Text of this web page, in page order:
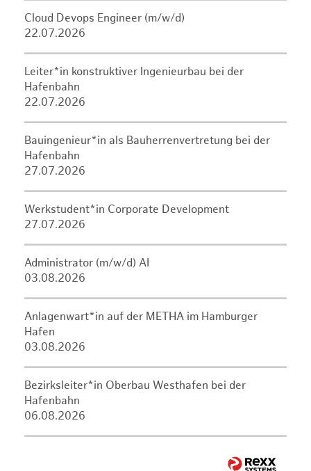
Cloud Devops Engineer (m/w/d)
22.07.2026
Leiter*in konstruktiver Ingenieurbau bei der
Hafenbahn
22.07.2026
Bauingenieur*in als Bauherrenvertretung bei der
Hafenbahn
27.07.2026
Werkstudent*in Corporate Development
27.07.2026
Administrator (m/w/d) AI
03.08.2026
Anlagenwart*in auf der METHA im Hamburger
Hafen
03.08.2026
Bezirksleiter*in Oberbau Westhafen bei der
Hafenbahn
06.08.2026